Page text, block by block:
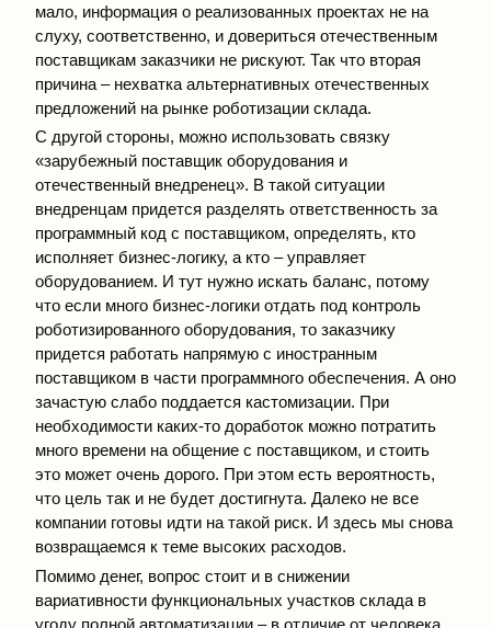
мало, информация о реализованных проектах не на
слуху, соответственно, и довериться отечественным
поставщикам заказчики не рискуют. Так что вторая
причина – нехватка альтернативных отечественных
предложений на рынке роботизации склада.
С другой стороны, можно использовать связку
«зарубежный поставщик оборудования и
отечественный внедренец». В такой ситуации
внедренцам придется разделять ответственность за
программный код с поставщиком, определять, кто
исполняет бизнес-логику, а кто – управляет
оборудованием. И тут нужно искать баланс, потому
что если много бизнес-логики отдать под контроль
роботизированного оборудования, то заказчику
придется работать напрямую с иностранным
поставщиком в части программного обеспечения. А оно
зачастую слабо поддается кастомизации. При
необходимости каких-то доработок можно потратить
много времени на общение с поставщиком, и стоить
это может очень дорого. При этом есть вероятность,
что цель так и не будет достигнута. Далеко не все
компании готовы идти на такой риск. И здесь мы снова
возвращаемся к теме высоких расходов.
Помимо денег, вопрос стоит и в снижении
вариативности функциональных участков склада в
угоду полной автоматизации – в отличие от человека,